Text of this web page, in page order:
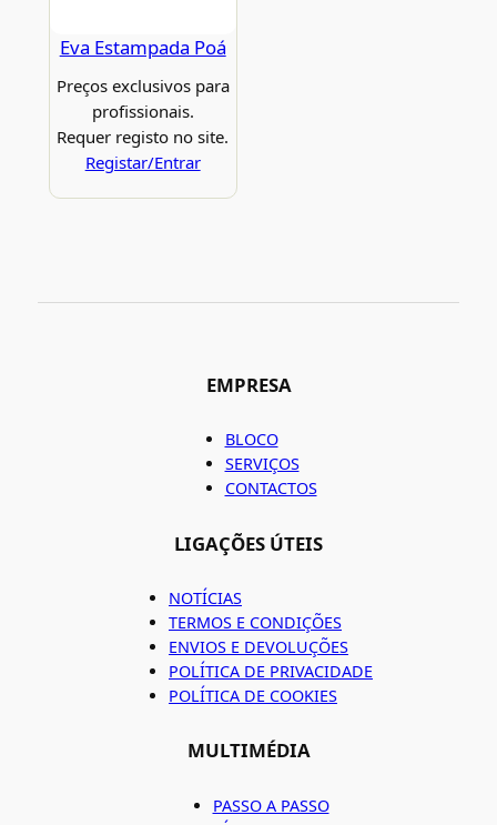
Eva Estampada Poá
Preços exclusivos para
profissionais.
Requer registo no site.
Registar/Entrar
EMPRESA
BLOCO
SERVIÇOS
CONTACTOS
LIGAÇÕES ÚTEIS
NOTÍCIAS
TERMOS E CONDIÇÕES
ENVIOS E DEVOLUÇÕES
POLÍTICA DE PRIVACIDADE
POLÍTICA DE COOKIES
MULTIMÉDIA
PASSO A PASSO